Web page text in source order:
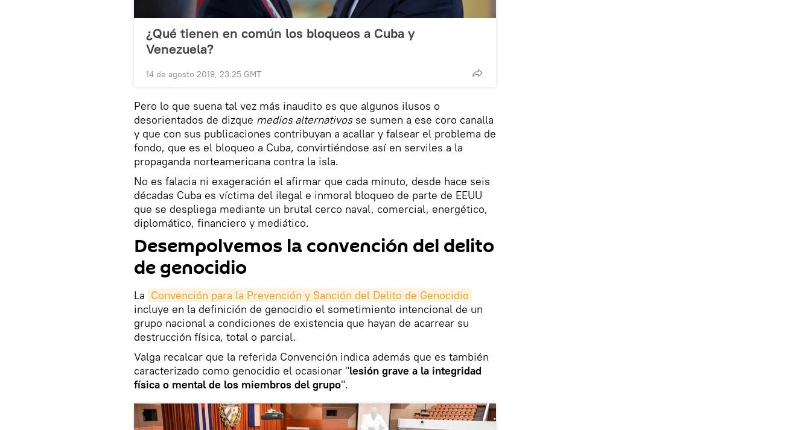
¿Qué tienen en común los bloqueos a Cuba y
Venezuela?
14 de agosto 2019, 23:25 GMT
Pero lo que suena tal vez más inaudito es que algunos ilusos o
desorientados de dizque medios alternativosse sumen a ese coro canalla
y que con sus publicaciones contribuyan a acallar y falsear el problema de
fondo, que es el bloqueo a Cuba, convirtiéndose así en serviles a la
propaganda norteamericana contra la isla.
No es falacia ni exageración el afirmar que cada minuto, desde hace seis
décadas Cuba es víctima del ilegal e inmoral bloqueo de parte de EEUU
que se despliega mediante un brutal cerco naval, comercial, energético,
diplomático, financiero y mediático.
Desempolvemos la convención del delito
de genocidio
La Convención para la Prevención y Sanción del Delito de Genocidio
incluye en la definición de genocidio el sometimiento intencional de un
grupo nacional a condiciones de existencia que hayan de acarrear su
destrucción física, total o parcial.
Valga recalcar que la referida Convención indica además que es también
caracterizado como genocidio el ocasionar "lesión grave a la integridad
física o mental de los miembros del grupo".